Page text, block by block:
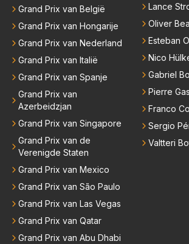
Grand Prix van België
Grand Prix van Hongarije
Grand Prix van Nederland
Grand Prix van Italië
Grand Prix van Spanje
Grand Prix van
Azerbeidzjan
Grand Prix van Singapore
Grand Prix van de
Verenigde Staten
Grand Prix van Mexico
Grand Prix van São Paulo
Grand Prix van Las Vegas
Grand Prix van Qatar
Grand Prix van Abu Dhabi
Lance
Oliver
Esteban
Nico
Gabriel
Pierre
Franco
Sergio
Valtteri